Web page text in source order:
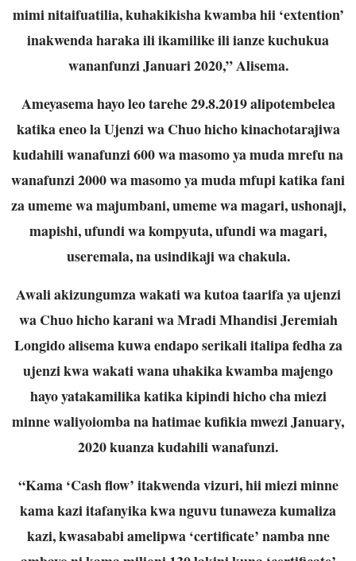
mimi nitaifuatilia, kuhakikisha kwamba hii ‘extention’
inakwenda haraka ili ikamilike ili ianze kuchukua
wananfunzi Januari 2020,” Alisema.
Ameyasema hayo leo tarehe 29.8.2019 alipotembelea
katika eneo la Ujenzi wa Chuo hicho kinachotarajiwa
kudahili wanafunzi 600 wa masomo ya muda mrefu na
wanafunzi 2000 wa masomo ya muda mfupi katika fani
za umeme wa majumbani, umeme wa magari, ushonaji,
mapishi, ufundi wa kompyuta, ufundi wa magari,
useremala, na usindikaji wa chakula.
Awali akizungumza wakati wa kutoa taarifa ya ujenzi
wa Chuo hicho karani wa Mradi Mhandisi Jeremiah
Longido alisema kuwa endapo serikali italipa fedha za
ujenzi kwa wakati wana uhakika kwamba majengo
hayo yatakamilika katika kipindi hicho cha miezi
minne waliyoiomba na hatimae kufikia mwezi January,
2020 kuanza kudahili wanafunzi.
“Kama ‘Cash flow’ itakwenda vizuri, hii miezi minne
kama kazi itafanyika kwa nguvu tunaweza kumaliza
kazi, kwasababi amelipwa ‘certificate’ namba nne